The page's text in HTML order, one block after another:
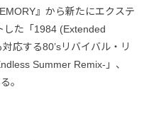
』から新たにエクステ
した「1984 (Extended
応する80’sリバイバル・リ
Summer Remix-」、
。